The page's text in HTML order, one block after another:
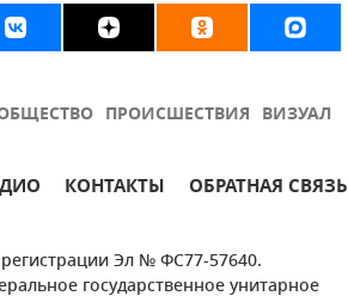
ПРОИСШЕСТВИЯ ВИЗУАЛ
КОНТАКТЫ ОБРАТНАЯ СВЯЗЬ
Эл № ФС77-57640.
государственное унитарное